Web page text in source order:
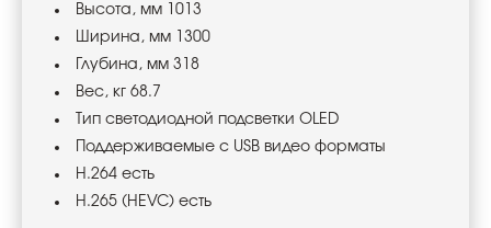
Высота, мм 1013
Ширина, мм 1300
Глубина, мм 318
Вес, кг 68.7
Тип светодиодной подсветки OLED
Поддерживаемые с USB видео форматы
H.264 есть
H.265 (HEVC) есть